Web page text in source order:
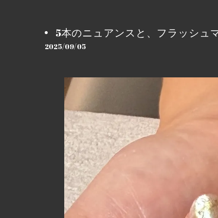
5本のニュアンスと、フラッシュ
2025/09/05